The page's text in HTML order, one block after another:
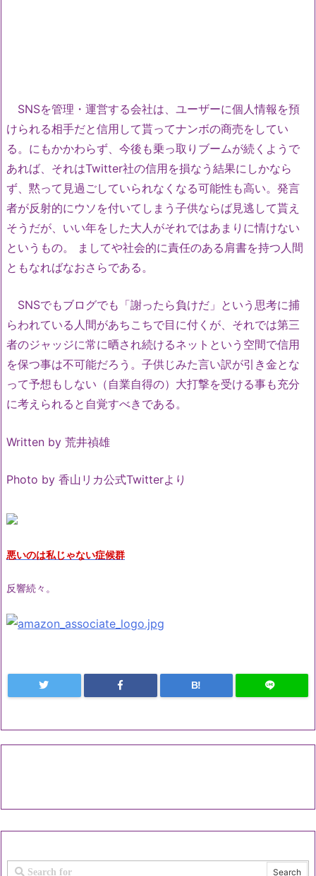
SNSを管理・運営する会社は、ユーザーに個人情報を預
けられる相手だと信用して貰ってナンボの商売をしてい
る。にもかかわらず、今後も乗っ取りブームが続くようで
あれば、それはTwitter社の信用を損なう結果にしかなら
ず、黙って見過ごしていられなくなる可能性も高い。発言
者が反射的にウソを付いてしまう子供ならば見逃して貰え
そうだが、いい年をした大人がそれではあまりに情けない
というもの。 ましてや社会的に責任のある肩書を持つ人間
ともなればなおさらである。
SNSでもブログでも「謝ったら負けだ」という思考に捕
らわれている人間があちこちで目に付くが、それでは第三
者のジャッジに常に晒され続けるネットという空間で信用
を保つ事は不可能だろう。子供じみた言い訳が引き金とな
って予想もしない（自業自得の）大打撃を受ける事も充分
に考えられると自覚すべきである。
Written by 荒井禎雄
Photo by 香山リカ公式Twitterより
悪いのは私じゃない症候群
反響続々。
B!